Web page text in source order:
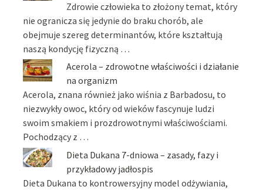
Zdrowie człowieka to złożony temat, który
nie ogranicza się jedynie do braku chorób, ale
obejmuje szereg determinantów, które kształtują
naszą kondycję fizyczną …
Acerola – zdrowotne właściwości i działanie
na organizm
Acerola, znana również jako wiśnia z Barbadosu, to
niezwykły owoc, który od wieków fascynuje ludzi
swoim smakiem i prozdrowotnymi właściwościami.
Pochodzący z …
Dieta Dukana 7-dniowa – zasady, fazy i
przykładowy jadłospis
Dieta Dukana to kontrowersyjny model odżywiania,